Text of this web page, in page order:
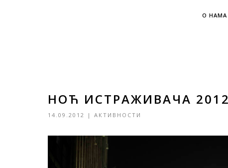
О НАМА
НОЋ ИСТРАЖИВАЧА
14.09.2012 | АКТИВНОСТИ